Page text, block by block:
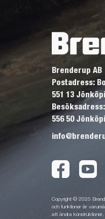
Brenderup AB
Postadress:
551 13
556 50
Copyright © 2025
och funktioner är
att ändra konstruktioner,